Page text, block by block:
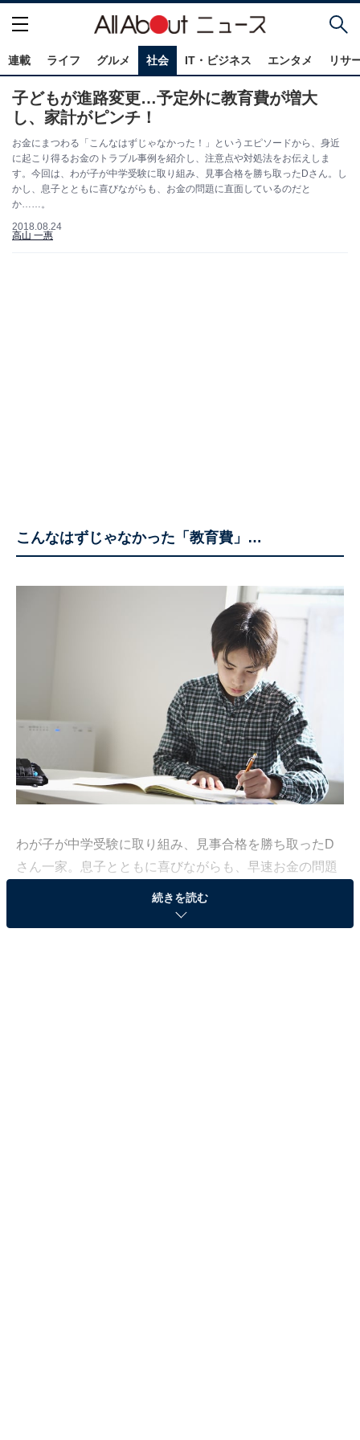
連載 ライフ グルメ 社会 IT・ビジネス エンタメ リサ
子どもが進路変更…予定外に教育費が増大
し、家計がピンチ！
お金にまつわる「こんなはずじゃなかった！」というエピソードから、身近
に起こり得るお金のトラブル事例を紹介し、注意点や対処法をお伝えしま
す。今回は、わが子が中学受験に取り組み、見事合格を勝ち取ったDさん。し
かし、息子とともに喜びながらも、お金の問題に直面しているのだと
か……。
2018.08.24
高山 一惠
こんなはずじゃなかった「教育費」…
わが子が中学受験に取り組み、見事合格を勝ち取ったD
さん一家。息子とともに喜びながらも、早速お金の問題
に直面しています。実は中学受験を考えていなかったた
め、教育費の蓄えがなかったのです。私立中のお金、ど
続きを読む